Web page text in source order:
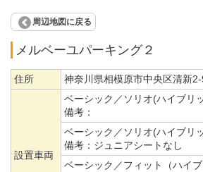
周辺地図に戻る
メルベーユパーキング２
住所 神奈川県相模原市中央区清新2-
設置車両
ベーシック／ソリオ(ハイブリ
備考：
ベーシック／ソリオ(ハイブリ
備考： ジュニアシートなし
ベーシック／フィット（ハイブ